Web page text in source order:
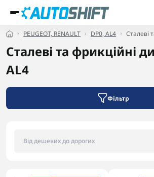
PEUGEOT, RENAULT DP0, AL4 Сталеві
Сталеві та фрикційні
AL4
Фільтр